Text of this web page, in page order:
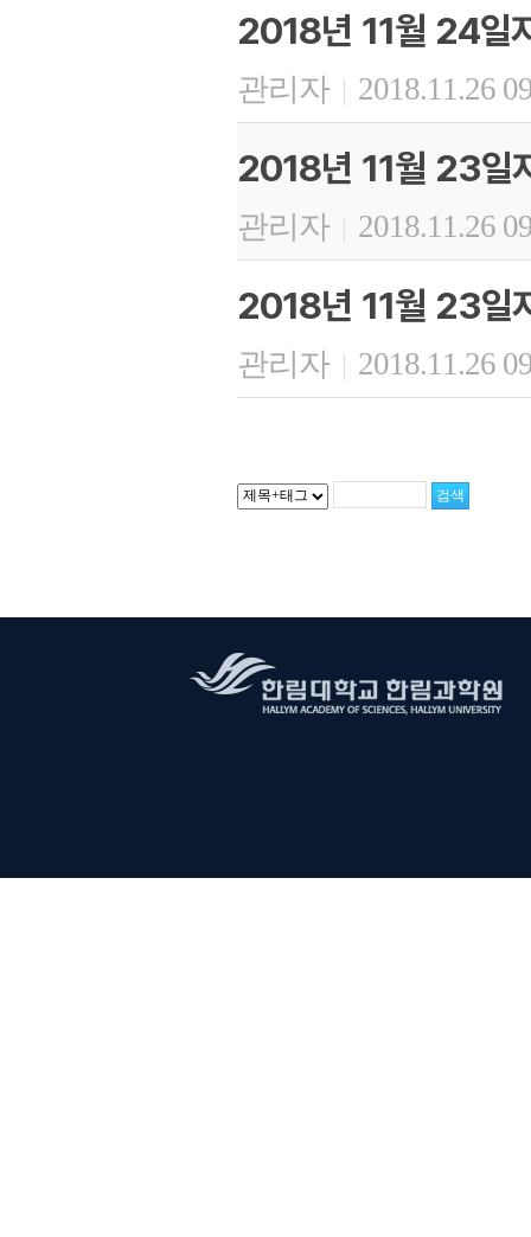
2018년 11월 24일
관리자 | 2018.11.26
2018년 11월 23일
관리자 | 2018.11.26
2018년 11월 23일
관리자 | 2018.11.26